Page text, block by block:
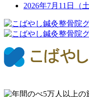
2026年7月11日（